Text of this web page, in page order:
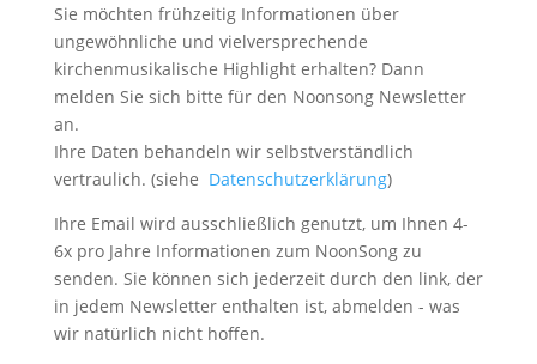
Sie möchten frühzeitig Informationen über
ungewöhnliche und vielversprechende
kirchenmusikalische Highlight erhalten? Dann
melden Sie sich bitte für den Noonsong Newsletter
an.
Ihre Daten behandeln wir selbstverständlich
vertraulich. (siehe Datenschutzerklärung)
Ihre Email wird ausschließlich genutzt, um Ihnen 4-
6x pro Jahre Informationen zum NoonSong zu
senden. Sie können sich jederzeit durch den link, der
in jedem Newsletter enthalten ist, abmelden - was
wir natürlich nicht hoffen.